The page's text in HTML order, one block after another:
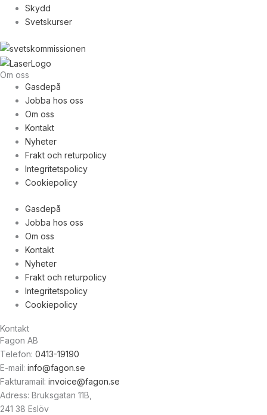
Skydd
Svetskurser
Om oss
Gasdepå
Jobba hos oss
Om oss
Kontakt
Nyheter
Frakt och returpolicy
Integritetspolicy
Cookiepolicy
Gasdepå
Jobba hos oss
Om oss
Kontakt
Nyheter
Frakt och returpolicy
Integritetspolicy
Cookiepolicy
Kontakt
Fagon AB
Telefon: 0413-19190
E-mail: info@fagon.se
Fakturamail: invoice@fagon.se
Adress: Bruksgatan 11B,
241 38 Eslöv